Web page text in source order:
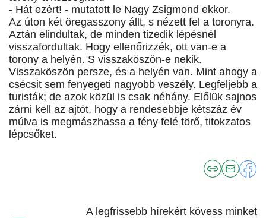
- Hát ezért! - mutatott le Nagy Zsigmond ekkor.
Az úton két öregasszony állt, s nézett fel a toronyra.
Aztán elindultak, de minden tizedik lépésnél
visszafordultak. Hogy ellenőrizzék, ott van-e a
torony a helyén. S visszaköszön-e nekik.
Visszaköszön persze, és a helyén van. Mint ahogy a
csécsit sem fenyegeti nagyobb veszély. Legfeljebb a
turisták; de azok közül is csak néhány. Előlük sajnos
zárni kell az ajtót, hogy a rendesebbje kétszáz év
múlva is megmászhassa a fény felé törő, titokzatos
lépcsőket.
A legfrissebb hírekért kövess minket